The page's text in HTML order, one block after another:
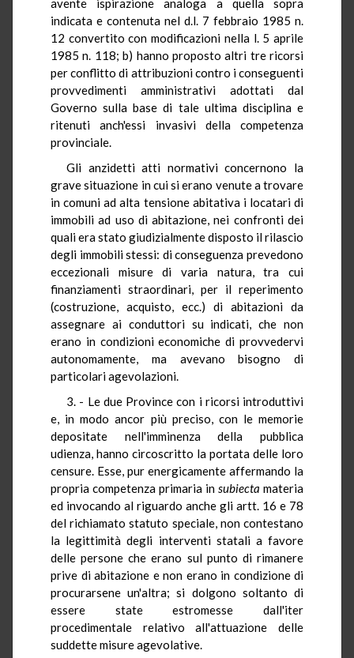
avente ispirazione analoga a quella sopra
indicata e contenuta nel d.l. 7 febbraio 1985 n.
12 convertito con modificazioni nella l. 5 aprile
1985 n. 118; b) hanno proposto altri tre ricorsi
per conflitto di attribuzioni contro i conseguenti
provvedimenti amministrativi adottati dal
Governo sulla base di tale ultima disciplina e
ritenuti anch'essi invasivi della competenza
provinciale.
Gli anzidetti atti normativi concernono la
grave situazione in cui si erano venute a trovare
in comuni ad alta tensione abitativa i locatari di
immobili ad uso di abitazione, nei confronti dei
quali era stato giudizialmente disposto il rilascio
degli immobili stessi: di conseguenza prevedono
eccezionali misure di varia natura, tra cui
finanziamenti straordinari, per il reperimento
(costruzione, acquisto, ecc.) di abitazioni da
assegnare ai conduttori su indicati, che non
erano in condizioni economiche di provvedervi
autonomamente, ma avevano bisogno di
particolari agevolazioni.
3. - Le due Province con i ricorsi introduttivi
e, in modo ancor più preciso, con le memorie
depositate nell'imminenza della pubblica
udienza, hanno circoscritto la portata delle loro
censure. Esse, pur energicamente affermando la
propria competenza primaria in subiecta materia
ed invocando al riguardo anche gli artt. 16 e 78
del richiamato statuto speciale, non contestano
la legittimità degli interventi statali a favore
delle persone che erano sul punto di rimanere
prive di abitazione e non erano in condizione di
procurarsene un'altra; si dolgono soltanto di
essere state estromesse dall'iter
procedimentale relativo all'attuazione delle
suddette misure agevolative.